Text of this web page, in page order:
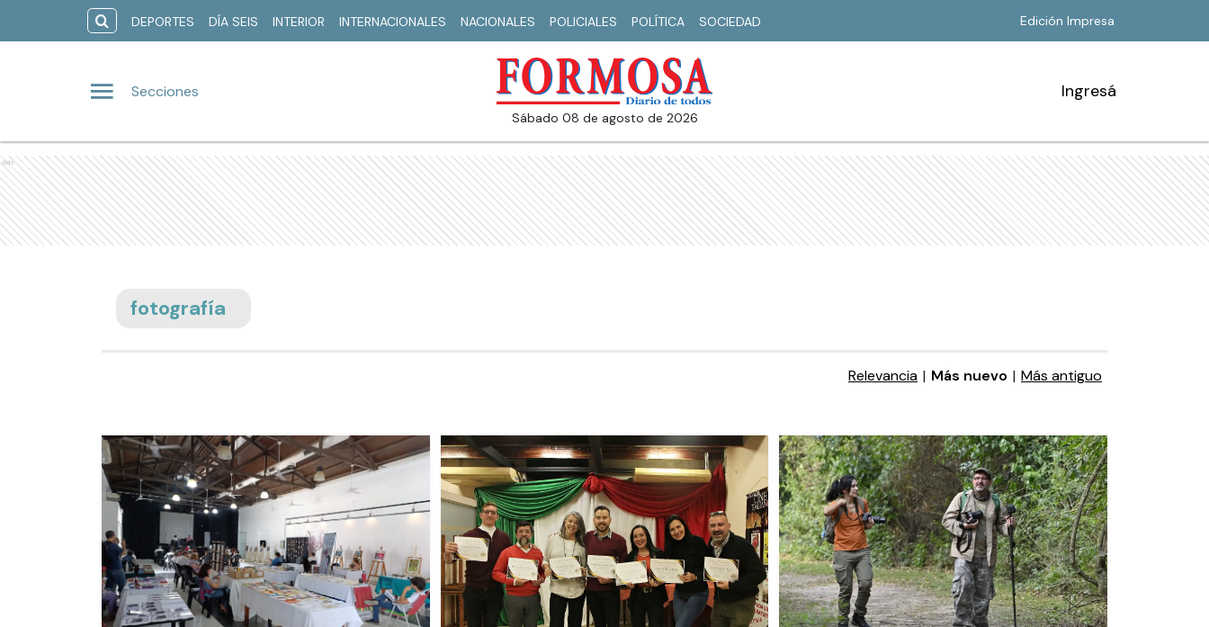
DEPORTES DÍA SEIS INTERIOR INTERNACIONALES NACIONALES POLICIALES POLÍTICA SOCIEDAD Edición Impresa
Secciones
sábado 08 de agosto de 2026
Ingresá
Ads
fotografía
Relevancia | Más nuevo | Más antiguo